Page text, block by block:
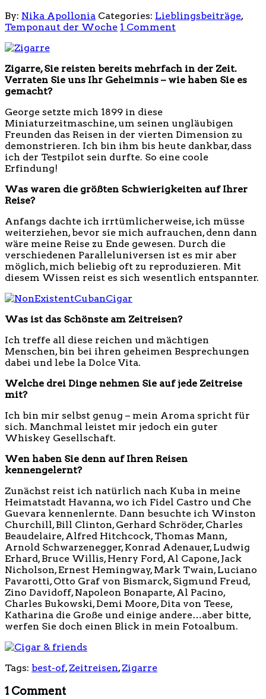
By: Nika Apollonia Categories: Lieblingsbeiträge,
Temponaut der Woche 1 Comment
Zigarre, Sie reisten bereits mehrfach in der Zeit.
Verraten Sie uns Ihr Geheimnis – wie haben Sie es
gemacht?
George setzte mich 1899 in diese
Miniaturzeitmaschine, um seinen ungläubigen
Freunden das Reisen in der vierten Dimension zu
demonstrieren. Ich bin ihm bis heute dankbar, dass
ich der Testpilot sein durfte. So eine coole
Erfindung!
Was waren die größten Schwierigkeiten auf Ihrer
Reise?
Anfangs dachte ich irrtümlicherweise, ich müsse
weiterziehen, bevor sie mich aufrauchen, denn dann
wäre meine Reise zu Ende gewesen. Durch die
verschiedenen Paralleluniversen ist es mir aber
möglich, mich beliebig oft zu reproduzieren. Mit
diesem Wissen reist es sich wesentlich entspannter.
Was ist das Schönste am Zeitreisen?
Ich treffe all diese reichen und mächtigen
Menschen, bin bei ihren geheimen Besprechungen
dabei und lebe la Dolce Vita.
Welche drei Dinge nehmen Sie auf jede Zeitreise
mit?
Ich bin mir selbst genug – mein Aroma spricht für
sich. Manchmal leistet mir jedoch ein guter
Whiskey Gesellschaft.
Wen haben Sie denn auf Ihren Reisen
kennengelernt?
Zunächst reist ich natürlich nach Kuba in meine
Heimatstadt Havanna, wo ich Fidel Castro und Che
Guevara kennenlernte. Dann besuchte ich Winston
Churchill, Bill Clinton, Gerhard Schröder, Charles
Beaudelaire, Alfred Hitchcock, Thomas Mann,
Arnold Schwarzenegger, Konrad Adenauer, Ludwig
Erhard, Bruce Willis, Henry Ford, Al Capone, Jack
Nicholson, Ernest Hemingway, Mark Twain, Luciano
Pavarotti, Otto Graf von Bismarck, Sigmund Freud,
Zino Davidoff, Napoleon Bonaparte, Al Pacino,
Charles Bukowski, Demi Moore, Dita von Teese,
Katharina die Große und einige andere…aber bitte,
werfen Sie doch einen Blick in mein Fotoalbum.
Tags: best-of,Zeitreisen,Zigarre
1 Comment